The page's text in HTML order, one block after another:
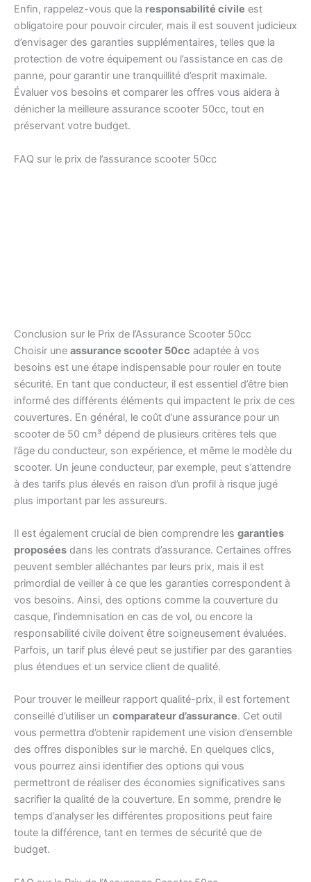
Enfin, rappelez-vous que la responsabilité civile est
obligatoire pour pouvoir circuler, mais il est souvent judicieux
d’envisager des garanties supplémentaires, telles que la
protection de votre équipement ou l’assistance en cas de
panne, pour garantir une tranquillité d’esprit maximale.
Évaluer vos besoins et comparer les offres vous aidera à
dénicher la meilleure assurance scooter 50cc, tout en
préservant votre budget.
FAQ sur le prix de l’assurance scooter 50cc
Conclusion sur le Prix de l’Assurance Scooter 50cc
Choisir une assurance scooter 50cc adaptée à vos
besoins est une étape indispensable pour rouler en toute
sécurité. En tant que conducteur, il est essentiel d’être bien
informé des différents éléments qui impactent le prix de ces
couvertures. En général, le coût d’une assurance pour un
scooter de 50 cm³ dépend de plusieurs critères tels que
l’âge du conducteur, son expérience, et même le modèle du
scooter. Un jeune conducteur, par exemple, peut s’attendre
à des tarifs plus élevés en raison d’un profil à risque jugé
plus important par les assureurs.
Il est également crucial de bien comprendre les garanties
proposées dans les contrats d’assurance. Certaines offres
peuvent sembler alléchantes par leurs prix, mais il est
primordial de veiller à ce que les garanties correspondent à
vos besoins. Ainsi, des options comme la couverture du
casque, l’indemnisation en cas de vol, ou encore la
responsabilité civile doivent être soigneusement évaluées.
Parfois, un tarif plus élevé peut se justifier par des garanties
plus étendues et un service client de qualité.
Pour trouver le meilleur rapport qualité-prix, il est fortement
conseillé d’utiliser un comparateur d’assurance. Cet outil
vous permettra d’obtenir rapidement une vision d’ensemble
des offres disponibles sur le marché. En quelques clics,
vous pourrez ainsi identifier des options qui vous
permettront de réaliser des économies significatives sans
sacrifier la qualité de la couverture. En somme, prendre le
temps d’analyser les différentes propositions peut faire
toute la différence, tant en termes de sécurité que de
budget.